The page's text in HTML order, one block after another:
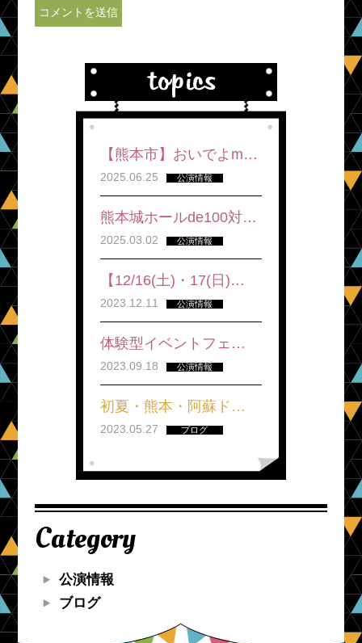
【熊本市】おいでよm…
2025.06.25 公演情報
熊本城ホールde100対…
2025.03.02 公演情報
【12/16(土)・17(日)…
2023.12.11 公演情報
体験型イベントフェ…
2023.09.18 公演情報
初夏・熊本・阿蘇ド…
2023.05.27 ブログ
Category
公演情報
ブログ